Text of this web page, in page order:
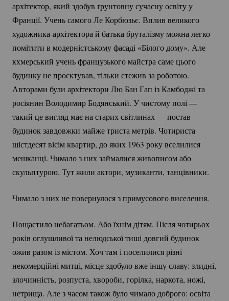
архітектор, який здобув ґрунтовну сучасну освіту у
Франції. Учень самого Ле Корбюзьє. Вплив великого
художника-архітекторай батька бруталізму можна легко
помітити в модерністському фасаді «Білого дому». Але
кхмерський учень французького майстра саме цього
будинку не проєктував, тільки стежив за роботою.
Авторами були архітектори Лю Бан Гап із Камбоджі та
росіянин Володимир Бодянський. У чистому полі —
такий це вигляд має на старих світлинах — постав
будинок завдовжки майже триста метрів. Чотириста
шістдесят вісім квартир, до яких 1963 року вселилися
мешканці. Чимало з них займалися живописом або
скульптурою. Тут жили актори, музиканти, танцівники.
Чимало з них не повернулося з примусового виселення.
Пощастило небагатьом. Або їхнім дітям. Після чотирьох
років оглушливої та нелюдської тиші довгий будинок
ожив разом із містом. Хоч там і поселилися різні
некомерційні митці, місце здобуло вже іншу славу: злидні,
злочинність, розпуста, хвороби, горілка, наркота, ножі,
нетрища. Але з часом також було чимало доброго: освіта